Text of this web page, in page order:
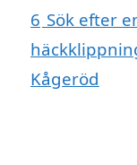
6 Sök efter
Kågeröd